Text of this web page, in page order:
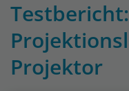
Testbericht:
Projektor